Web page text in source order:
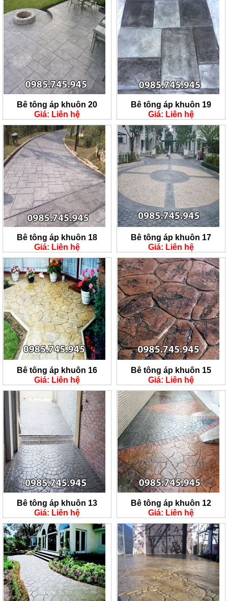
Bê tông áp khuôn 20
Giá: Liên hệ
Bê tông áp khuôn 19
Giá: Liên hệ
Bê tông áp khuôn 18
Giá: Liên hệ
Bê tông áp khuôn 17
Giá: Liên hệ
Bê tông áp khuôn 16
Giá: Liên hệ
Bê tông áp khuôn 15
Giá: Liên hệ
Bê tông áp khuôn 13
Giá: Liên hệ
Bê tông áp khuôn 12
Giá: Liên hệ